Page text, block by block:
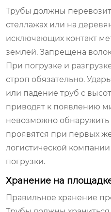
Трубы должны
стеллажах или на
исключающих контакт
землей. Запрещена
При погрузке и
строп обязательно.
или падение труб с
приводят к появлению
невозможно обнаружить
проявятся при первых
логистической
погрузки.
Хранение на
Правильное хранение